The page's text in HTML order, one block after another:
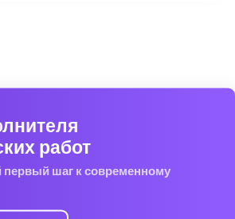
работ
первый шаг к современному